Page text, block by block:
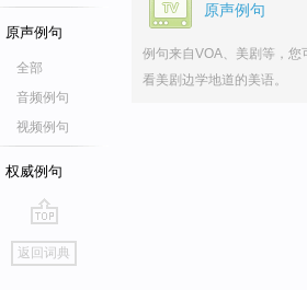
原声例句
全部
音频例句
视频例句
权威例句
go
top
返回词典
原声例句
例句来自VOA、美剧等，您
看美剧边学地道的美语。